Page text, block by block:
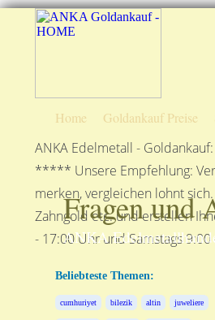
Home Goldankauf Preise
ANKA Edelmetall -
***** Unsere Empfehlung:
merken, vergleichen lohnt
Zahngold etc. und erstellen
- 17:00 Uhr und Samstags
Fragen und
ANKA
Beliebteste Themen:
cumhuriyet bilezik altin juweliere